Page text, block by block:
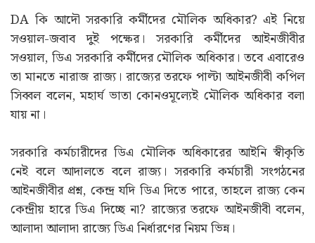
DA কি আদৌ সরকারি কর্মীদের মৌলিক অধিকার? এই নিয়ে
সওয়াল-জবাব দুই পক্ষের। সরকারি কর্মীদের আইনজীবীর
সওয়াল, ডিএ সরকারি কর্মীদের মৌলিক অধিকার। তবে এবারেও
তা মানতে নারাজ রাজ্য। রাজ্যের তরফে পাল্টা আইনজীবী কপিল
সিব্বল বলেন, মহার্ঘ ভাতা কোনওমূল্যেই মৌলিক অধিকার বলা
যায় না।
সরকারি কর্মচারীদের ডিএ মৌলিক অধিকারের আইনি স্বীকৃতি
নেই বলে আদালতে বলে রাজ্য। সরকারি কর্মচারী সংগঠনের
আইনজীবীর প্রশ্ন, কেন্দ্র যদি ডিএ দিতে পারে, তাহলে রাজ্য কেন
কেন্দ্রীয় হারে ডিএ দিচ্ছে না? রাজ্যের তরফে আইনজীবী বলেন,
আলাদা আলাদা রাজ্যে ডিএ নির্ধারণের নিয়ম ভিন্ন।